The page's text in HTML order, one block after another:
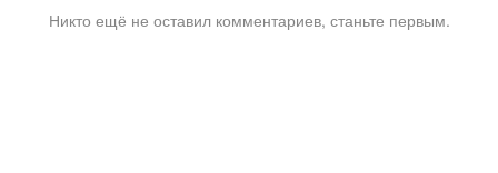
Никто ещё не оставил комментариев, станьте первым.